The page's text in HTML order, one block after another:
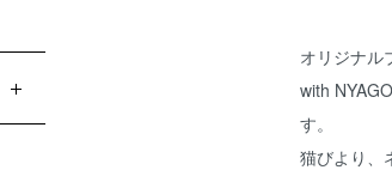
オリジナル
with
す。
猫びより、